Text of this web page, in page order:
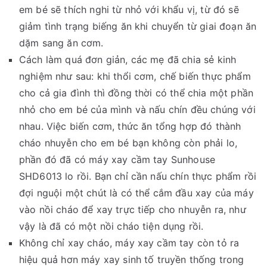
em bé sẽ thích nghi từ nhỏ với khẩu vị, từ đó sẽ
giảm tình trạng biếng ăn khi chuyển từ giai đoạn ăn
dặm sang ăn cơm.
Cách làm quá đơn giản, các mẹ đã chia sẻ kinh
nghiệm như sau: khi thổi cơm, chế biến thực phẩm
cho cả gia đình thì đồng thời có thể chia một phần
nhỏ cho em bé của mình và nấu chín đều chúng với
nhau. Việc biến cơm, thức ăn tổng hợp đó thành
cháo nhuyễn cho em bé bạn không còn phải lo,
phần đó đã có máy xay cầm tay Sunhouse
SHD6013 lo rồi. Bạn chỉ cần nấu chín thực phẩm rồi
đợi nguội một chút là có thể cắm đầu xay của máy
vào nồi cháo để xay trực tiếp cho nhuyễn ra, như
vậy là đã có một nồi cháo tiện dụng rồi.
Không chỉ xay cháo, máy xay cầm tay còn tỏ ra
hiệu quả hơn máy xay sinh tố truyền thống trong